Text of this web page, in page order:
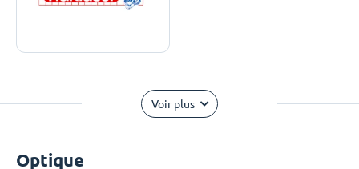
Voir plus
Optique